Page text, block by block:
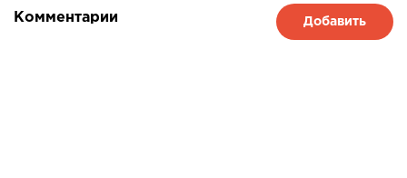
Комментарии Добавить